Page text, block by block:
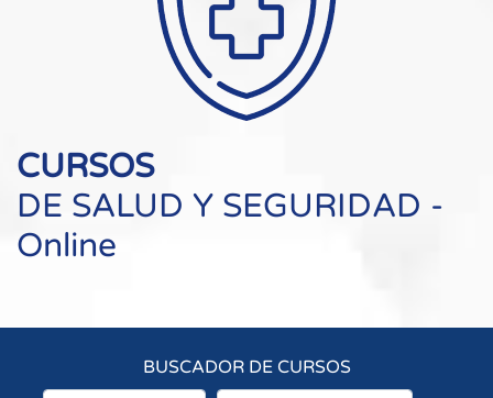
CURSOS
DE SALUD Y SEGURIDAD -
Online
BUSCADOR DE CURSOS